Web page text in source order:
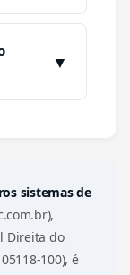
▼
sistemas de
Direita do
100), é